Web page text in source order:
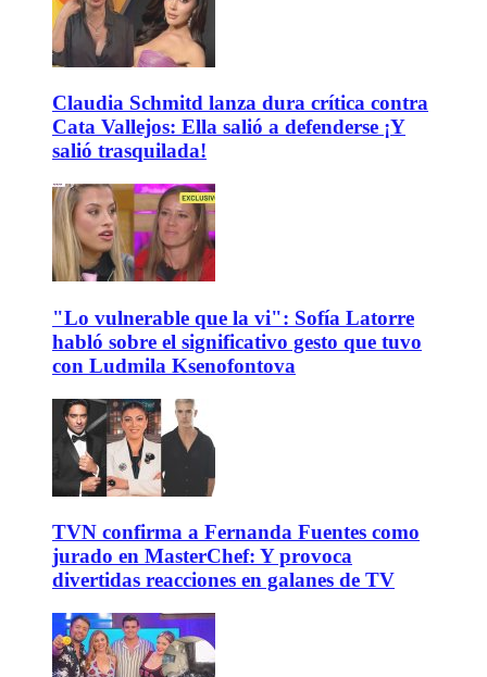
Claudia Schmitd lanza dura crítica contra
Cata Vallejos: Ella salió a defenderse ¡Y
salió trasquilada!
"Lo vulnerable que la vi": Sofía Latorre
habló sobre el significativo gesto que tuvo
con Ludmila Ksenofontova
TVN confirma a Fernanda Fuentes como
jurado en MasterChef: Y provoca
divertidas reacciones en galanes de TV